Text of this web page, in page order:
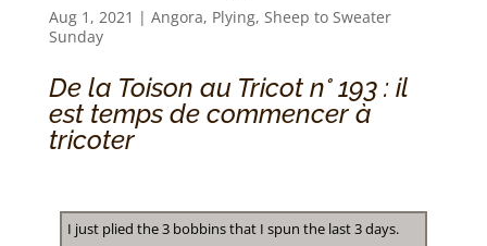
Aug 1, 2021 | Angora, Plying, Sheep to Sweater
Sunday
De la Toison au Tricot n° 193 : il
est temps de commencer à
tricoter
I just plied the 3 bobbins that I spun the last 3 days.